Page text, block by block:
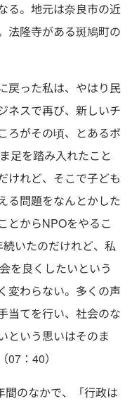
る。地元は奈良市の近
法隆寺がある斑鳩町の
戻った私は、やはり民
ネスで再び、新しいチ
ろがその頃、とあるボ
足を踏み入れたこと
けれど、そこで子ども
る問題をなんとかした
とからNPOをやるこ
いたのだけれど、私
を良くしたいという
変わらない。多くの声
当てを行い、社会のな
という思いはそのま
：40）
間のなかで、「行政は